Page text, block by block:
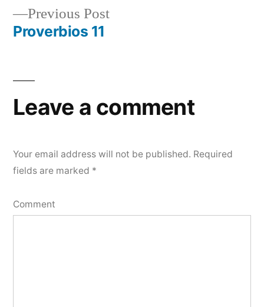
navigation
Previous PostPrevious
Proverbios 11
Leave a comment
Your email address will not be published. Required
fields are marked *
Comment